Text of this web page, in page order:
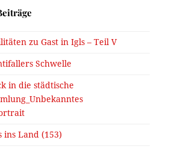
zu Gast in Igls – Teil V
Schwelle
in die städtische
ins Land (153)